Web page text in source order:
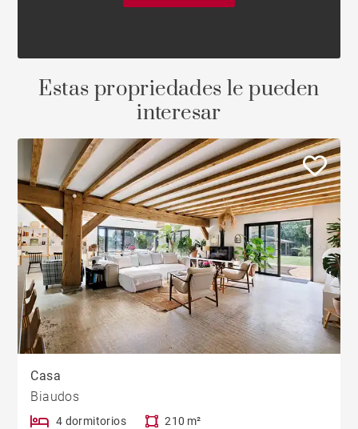
Estas propriedades le pueden
interesar
Casa
Biaudos
4 dormitorios 210 m²